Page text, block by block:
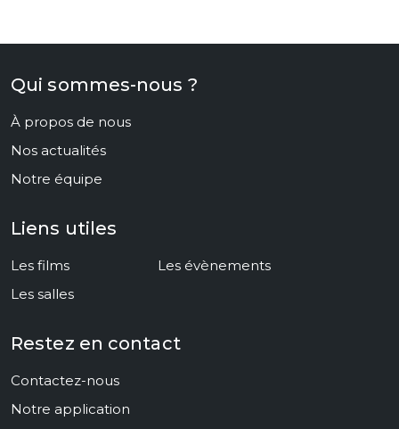
Qui sommes-nous ?
À propos de nous
Nos actualités
Notre équipe
Liens utiles
Les films
Les salles
Les évènements
Restez en contact
Contactez-nous
Notre application